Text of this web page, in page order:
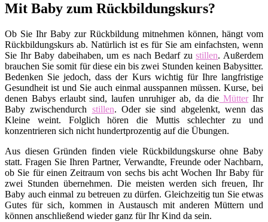
Mit Baby zum Rückbildungskurs?
Ob Sie Ihr Baby zur Rückbildung mitnehmen können, hängt vom
Rückbildungskurs ab. Natürlich ist es für Sie am einfachsten, wenn
Sie Ihr Baby dabeihaben, um es nach Bedarf zustillen. Außerdem
brauchen Sie somit für diese ein bis zwei Stunden keinen Babysitter.
Bedenken Sie jedoch, dass der Kurs wichtig für Ihre langfristige
Gesundheit ist und Sie auch einmal ausspannen müssen. Kurse, bei
denen Babys erlaubt sind, laufen unruhiger ab, da die MütterIhr
Baby zwischendurch stillen. Oder sie sind abgelenkt, wenn das
Kleine weint. Folglich hören die Muttis schlechter zu und
konzentrieren sich nicht hundertprozentig auf die Übungen.
Aus diesen Gründen finden viele Rückbildungskurse ohne Baby
statt. Fragen Sie Ihren Partner, Verwandte, Freunde oder Nachbarn,
ob Sie für einen Zeitraum von sechs bis acht Wochen Ihr Baby für
zwei Stunden übernehmen. Die meisten werden sich freuen, Ihr
Baby auch einmal zu betreuen zu dürfen. Gleichzeitig tun Sie etwas
Gutes für sich, kommen in Austausch mit anderen Müttern und
können anschließend wieder ganz für Ihr Kind da sein.